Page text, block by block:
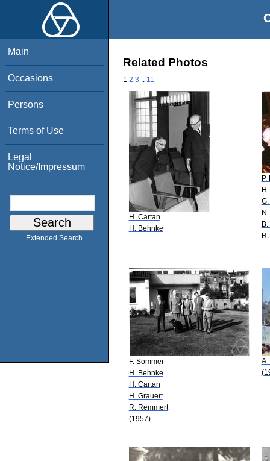
Main
Occasions
Persons
Terms of Use
Legal
Notice/Impressum
Extended Search
Related Photos
1 2 3 11
H. Cartan
H. Behnke
F. Sommer
H. Behnke
H. Cartan
H. Grauert
R. Remmert
(1957)
A.